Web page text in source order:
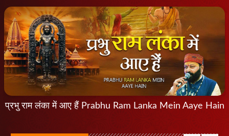
प्रभु राम लंका में आए हैं Prabhu Ram Lanka Mein Aaye Hain